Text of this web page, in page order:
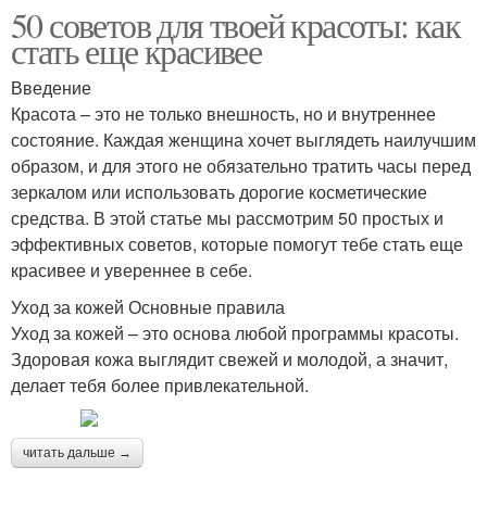
50 советов для твоей красоты: как
стать еще красивее
Введение
Красота – это не только внешность, но и внутреннее
состояние. Каждая женщина хочет выглядеть наилучшим
образом, и для этого не обязательно тратить часы перед
зеркалом или использовать дорогие косметические
средства. В этой статье мы рассмотрим 50 простых и
эффективных советов, которые помогут тебе стать еще
красивее и увереннее в себе.
Уход за кожей Основные правила
Уход за кожей – это основа любой программы красоты.
Здоровая кожа выглядит свежей и молодой, а значит,
делает тебя более привлекательной.
читать дальше →